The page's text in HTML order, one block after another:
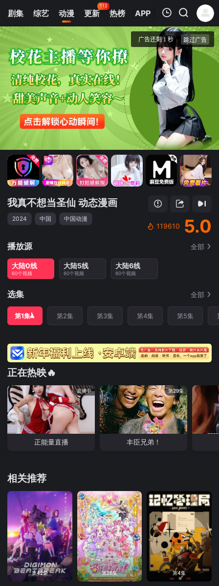
剧集 综艺 动漫 更新
112
热榜 APP
我的观影记录
第1集
我真不想当圣仙 动态漫画
清空
我真不想当圣仙 动态漫画
2024 中国 中国动漫
119610 5.0
播放源 全部
大陆0线
60个视频
大陆5线
60个视频
大陆6线
60个视频
选集 全部
第1集 第2集 第3集 第4集 第5集
正在热映🔥
直播中
正能量直播
第29集
丰臣兄弟！
相关推荐
第42集 第26集 第4集